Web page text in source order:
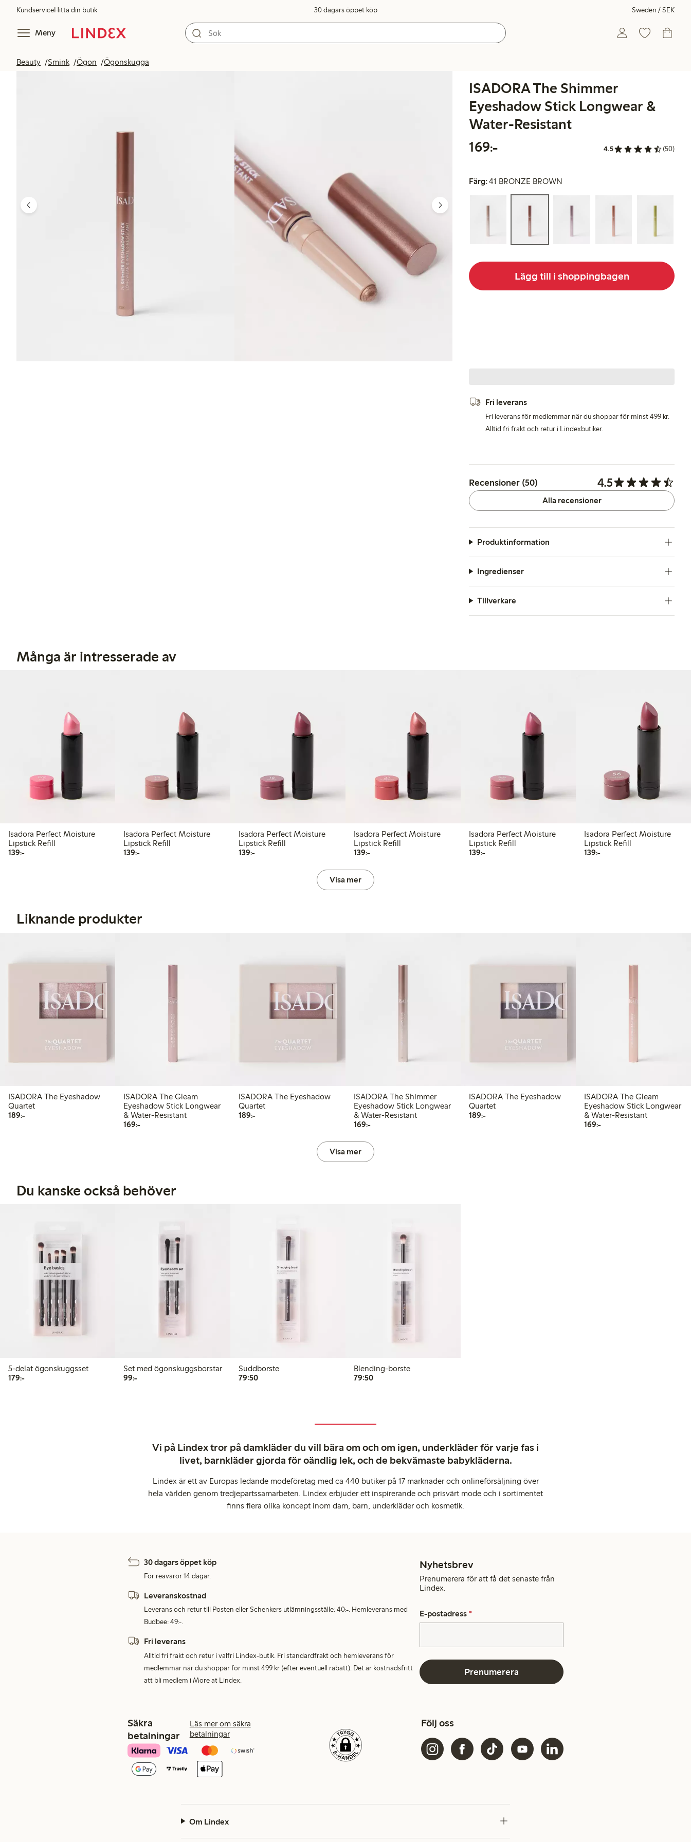
KundserviceHitta din butik 30 dagars öppet köp Sweden / SEK
Meny
Beauty Smink Ögon Ögonskugga
ISADORA The Shimmer
Eyeshadow Stick Longwear &
Water-Resistant
169:-
4.5 (50)
Färg:41 BRONZE BROWN
Lägg till i shoppingbagen
Fri leverans
Fri leverans för medlemmar när du shoppar för minst 499 kr.
Alltid fri frakt och retur i Lindexbutiker.
Recensioner (50) 4.5
Alla recensioner
Produktinformation
Ingredienser
Tillverkare
Många är intresserade av
Isadora Perfect Moisture
Lipstick Refill
139:-139,00 kr
Isadora Perfect Moisture
Lipstick Refill
139:-139,00 kr
Isadora Perfect Moisture
Lipstick Refill
139:-139,00 kr
Isadora Perfect Moisture
Lipstick Refill
139:-139,00 kr
Isadora Perfect Moisture
Lipstick Refill
139:-139,00 kr
Isadora Perfect Moisture
Lipstick Refill
139:-139,00 kr
Visa mer
Liknande produkter
ISADORA The Eyeshadow
Quartet
189:-189,00 kr
ISADORA The Gleam
Eyeshadow Stick Longwear
& Water-Resistant
169:-169,00 kr
ISADORA The Eyeshadow
Quartet
189:-189,00 kr
ISADORA The Shimmer
Eyeshadow Stick Longwear
& Water-Resistant
169:-169,00 kr
ISADORA The Eyeshadow
Quartet
189:-189,00 kr
ISADORA The Gleam
Eyeshadow Stick Longwear
& Water-Resistant
169:-169,00 kr
Visa mer
Du kanske också behöver
5-delat ögonskuggsset
179:-179,00 kr
Set med ögonskuggsborstar
99:-99,00 kr
Suddborste
79:5079,50 kr
Blending-borste
79:5079,50 kr
Vi på Lindex tror på damkläder du vill bära om och om igen, underkläder för varje fas i
livet, barnkläder gjorda för oändlig lek, och de bekvämaste babykläderna.
Lindex är ett av Europas ledande modeföretag med ca 440 butiker på 17 marknader och onlineförsäljning över
hela världen genom tredjepartssamarbeten. Lindex erbjuder ett inspirerande och prisvärt mode och i sortimentet
finns flera olika koncept inom dam, barn, underkläder och kosmetik.
30 dagars öppet köp
För reavaror 14 dagar.
Leveranskostnad
Leverans och retur till Posten eller Schenkers utlämningsställe: 40:-. Hemleverans med
Budbee: 49:-.
Fri leverans
Alltid fri frakt och retur i valfri Lindex-butik. Fri standardfrakt och hemleverans för
medlemmar när du shoppar för minst 499 kr (efter eventuell rabatt). Det är kostnadsfritt
att bli medlem i More at Lindex.
Nyhetsbrev
Prenumerera för att få det senaste från
Lindex.
E-postadress *
Prenumerera
Säkra
betalningar
Läs mer om säkra
betalningar
Följ oss
Om Lindex